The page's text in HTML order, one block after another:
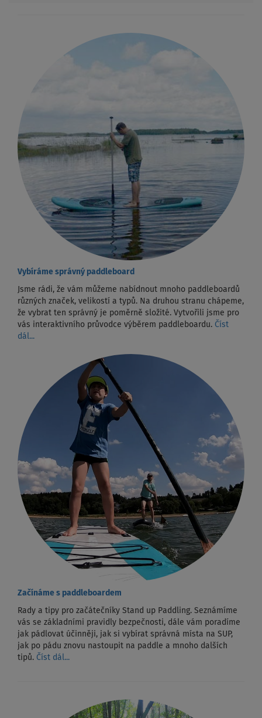
Vybíráme správný paddleboard
Jsme rádi, že vám můžeme nabídnout mnoho paddleboardů
různých značek, velikostí a typů. Na druhou stranu chápeme,
že vybrat ten správný je poměrně složité. Vytvořili jsme pro
vás interaktivního průvodce výběrem paddleboardu. Číst
dál...
Začínáme s paddleboardem
Rady a tipy pro začátečníky Stand up Paddling. Seznámíme
vás se základními pravidly bezpečnosti, dále vám poradíme
jak pádlovat účinněji, jak si vybírat správná místa na SUP,
jak po pádu znovu nastoupit na paddle a mnoho dalších
tipů. Číst dál...